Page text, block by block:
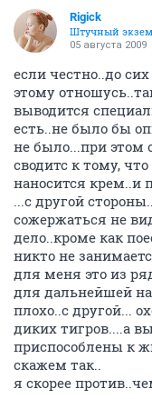
уровень зарплат
1246 2
K
kresit
experienced
05 августа 2009
Косметология и
направления
регулируются
на территории
здравомыслящее
пример, не рискнет
жизни сотни
Есть проблемы
окружающей среды
ДЕЙСТВИТЕЛЬНО!
повышенное
отправятся в
благих целей.